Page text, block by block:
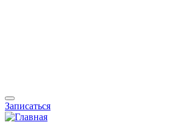
Записаться